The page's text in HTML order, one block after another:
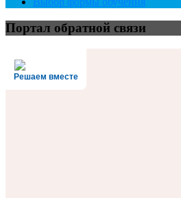
Портал обратной связи
Решаем вместе